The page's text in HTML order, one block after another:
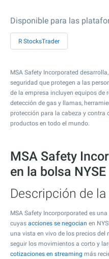
Disponible para las
R StocksTrader
MSA Safety Incorporated
seguridad que protegen a las
de la empresa incluyen equipos de
detección de gas y llamas,
protección para la cabeza y contra
productos en todo el mundo.
MSA Safety
en la bolsa NYSE
Descripción de
MSA Safety Incorporporated es
cuyas acciones se negocian en
una vista en vivo de los precios
seguir los movimientos a corto y
cotizaciones en streaming más